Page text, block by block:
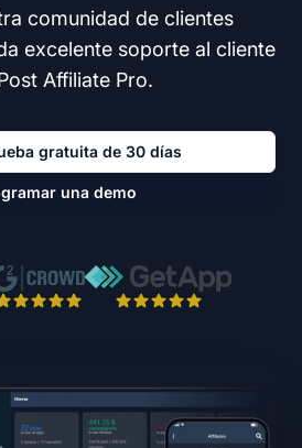
comunidad de clientes
excelente soporte al cliente
Affiliate Pro.
gratuita de 30 días
una demo